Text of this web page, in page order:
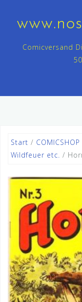
content
Comicversand
Start / COMICSHOP
Wildfeuer etc. /